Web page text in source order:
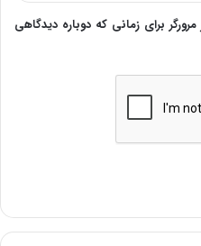
برای زمانی که دوباره دیدگاهی